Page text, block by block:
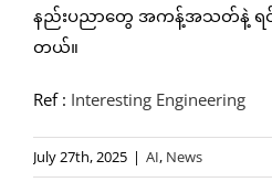
နည်းပညာတွေ အကန့်အသတ်နဲ့ ရင်ဆိုင်
တယ်။
Ref : Interesting Engineering
July 27th, 2025 | AI, News